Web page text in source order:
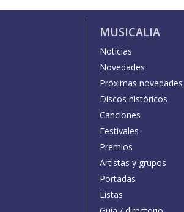
MUSICALIA
Noticias
Novedades
Próximas novedades
Discos históricos
Canciones
Festivales
Premios
Artistas y grupos
Portadas
Listas